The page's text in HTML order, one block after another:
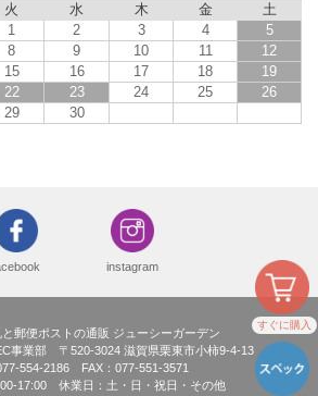
すぐに購入
火 水 木 金
土
1
2 3 4
5
8 9 10 11
12
15 16 17 18
19
22 23 24 25
26
29 30
instagram
郵便ポストの通販 ジューシーガーデン
事業部 〒520-3024 滋賀県栗東市小柿9-4-13
554-2186 FAX：077-551-3571
17:00 休業日：土・日・祝日・その他